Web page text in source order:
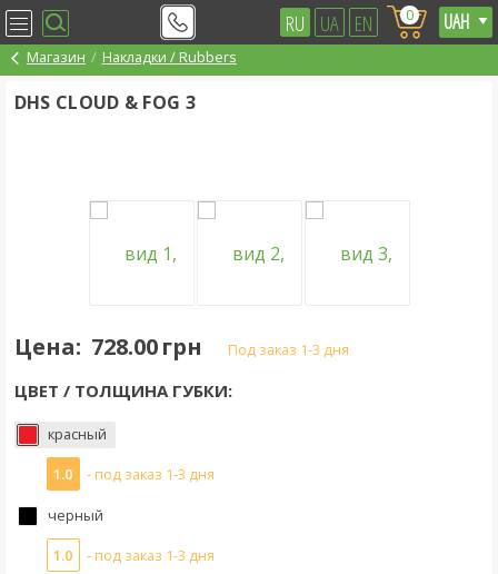
RU UA EN 0
Магазин Накладки / Rubbers
DHS CLOUD & FOG 3
Цена: 728.00 грн под заказ 1-3 дня
ЦВЕТ / ТОЛЩИНА ГУБКИ:
красный
1.0
- под заказ 1-3 дня
черный
1.0
- под заказ 1-3 дня